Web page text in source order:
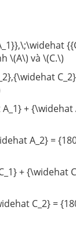
\(A\) và \(C.\)
+ {\widehat
A_2} =
+ {\widehat
C_2} =